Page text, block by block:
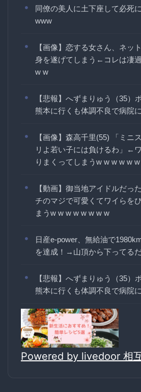
同僚の美人に土下座して必死
www
【画像】恋する女さん、ネッ
身を遂げてしまう←コレは凄
w w
【悲報】へずまりゅう（35）
熊本に行くも体調不良で病院
【画像】森高千里(55) 「ミニ
リよ若い子には負けるわ」←
りまくってしまうw w w w w w
【動画】御当地アイドルだっ
チのマジで可愛くてワイらを
まうw w w w w w w w
日産e-power、無給油で
を達成！→山頂から下ってる
【悲報】へずまりゅう（35）
熊本に行くも体調不良で病院
Powered by livedoor 相